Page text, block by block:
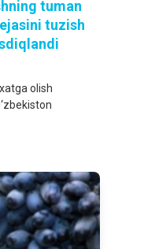
tuman
tuzish
olish